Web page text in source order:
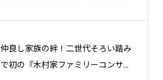
仲良し家族の絆！二世代そろい踏み
で初の『木村家ファミリーコンサ...